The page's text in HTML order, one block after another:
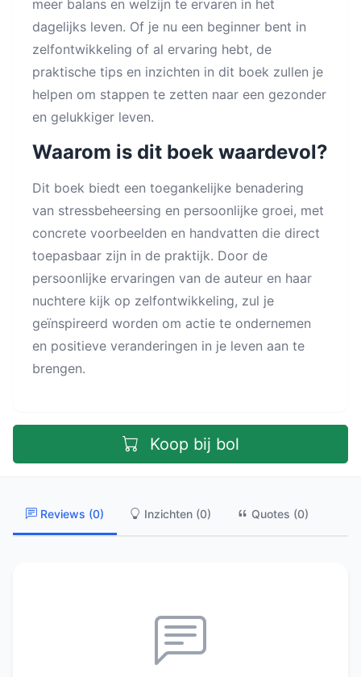
meer balans en welzijn te ervaren in het
dagelijks leven. Of je nu een beginner bent in
zelfontwikkeling of al ervaring hebt, de
praktische tips en inzichten in dit boek zullen je
helpen om stappen te zetten naar een gezonder
en gelukkiger leven.
Waarom is dit boek waardevol?
Dit boek biedt een toegankelijke benadering
van stressbeheersing en persoonlijke groei, met
concrete voorbeelden en handvatten die direct
toepasbaar zijn in de praktijk. Door de
persoonlijke ervaringen van de auteur en haar
nuchtere kijk op zelfontwikkeling, zul je
geïnspireerd worden om actie te ondernemen
en positieve veranderingen in je leven aan te
brengen.
Koop bij bol
Reviews (0) Inzichten (0) Quotes (0)